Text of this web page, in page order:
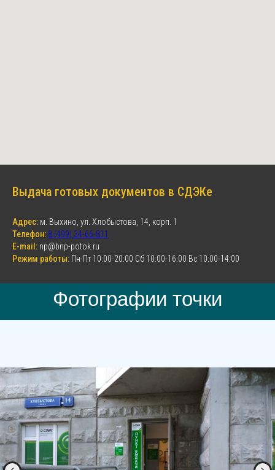
Выдача готовых документов в СДЭКе
Адрес: м. Выхино, ул. Хлобыстова, 14, корп. 1
Телефон: 8 (499) 34-66-811
E-mail: np@bnp-potok.ru
Режим работы: Пн-Пт 10:00-20:00 Сб 10:00-16:00 Вс 10:00-14:00
Фотографии точки